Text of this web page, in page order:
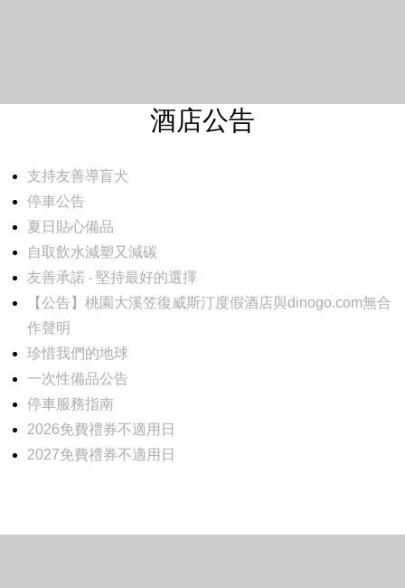
酒店公告
支持友善導盲犬
停車公告
夏日貼心備品
自取飲水減塑又減碳
友善承諾 ‧ 堅持最好的選擇
【公告】桃園大溪笠復威斯汀度假酒店與dinogo.com無合
作聲明
珍惜我們的地球
一次性備品公告
停車服務指南
2026免費禮券不適用日
2027免費禮券不適用日